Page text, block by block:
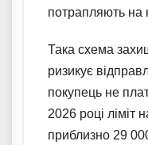
потрапляють на
Така схема
ризикує
покупець не
2026 році ліміт
приблизно 29